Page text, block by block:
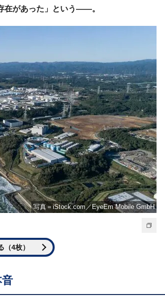
在があった」という――。
写真＝iStock.com／EyeEm Mobile GmbH
（4枚）